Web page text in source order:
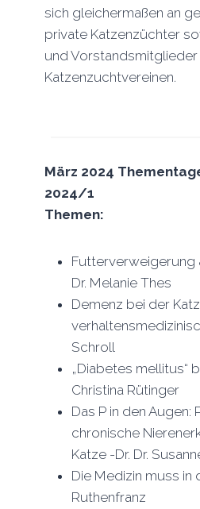
sich gleichermaßen an
private Katzenzüchter
und Vorstandsmitglieder
Katzenzuchtvereinen.
März 2024
2024/1
Themen:
Futterverweigerung
Dr. Melanie Thes
Demenz bei der
Schroll
„Diabetes mellitus“
Christina Rütinger
Das P in den Augen:
chronische
Katze -Dr. Dr.
Die Medizin muss in
Ruthenfranz